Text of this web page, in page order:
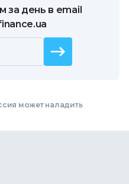
за день в email
может наладить